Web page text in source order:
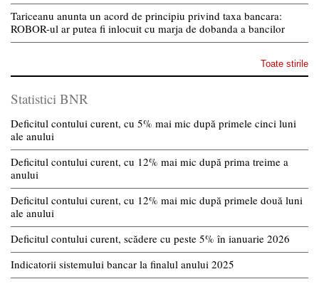
Tariceanu anunta un acord de principiu privind taxa bancara:
ROBOR-ul ar putea fi inlocuit cu marja de dobanda a bancilor
Toate stirile
Statistici BNR
Deficitul contului curent, cu 5% mai mic după primele cinci luni
ale anului
Deficitul contului curent, cu 12% mai mic după prima treime a
anului
Deficitul contului curent, cu 12% mai mic după primele două luni
ale anului
Deficitul contului curent, scădere cu peste 5% în ianuarie 2026
Indicatorii sistemului bancar la finalul anului 2025